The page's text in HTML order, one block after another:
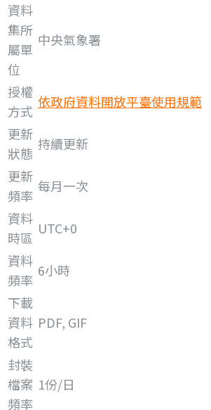
資料
集所
屬單
位
中央氣象署
授權
方式
依政府資料開放平臺使用規範
更新
狀態
持續更新
更新
頻率
每月一次
資料
時區
UTC+0
資料
頻率
6小時
下載
資料
格式
PDF, GIF
封裝
檔案
頻率
1份/日